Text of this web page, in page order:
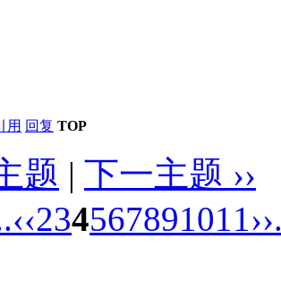
用 回复 TOP
题 | 下一主题 ››
‹‹234567891011››